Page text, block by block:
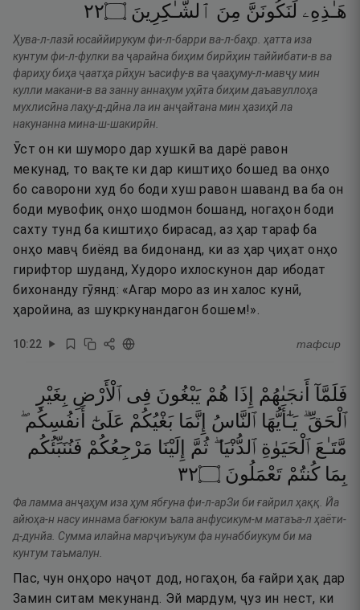
هَـٰذِهِۦ لَنَكُونَنَّ مِنَ ٱلشَّـٰكِرِينَ ۝٢٢
Ҳува-л-лазӣ юсаййирукум фи-л-барри ва-л-баҳр. ҳатта иза
кунтум фи-л-фулки ва ҷарайна биҳим бирӣҳин таййибати-в ва
фариҳу биҳа ҷаатҳа рӣҳун ъасифу-в ва ҷааҳуму-л-мавҷу мин
кулли макани-в ва занну аннаҳум уҳӣта биҳим даъавуллоҳа
мухлисӣна лаҳу-д-дӣна ла ин анҷайтана мин ҳазиҳӣ ла
накунанна мина-ш-шакирӣн.
Ӯст он ки шуморо дар хушкӣ ва дарё равон
мекунад, то вақте ки дар киштиҳо бошед ва онҳо
бо саворони худ бо боди хуш равон шаванд ва ба он
боди мувофиқ онҳо шодмон бошанд, ногаҳон боди
сахту тунд ба киштиҳо бирасад, аз ҳар тараф ба
онҳо мавҷ биёяд ва бидонанд, ки аз ҳар ҷиҳат онҳо
гирифтор шуданд, Худоро ихлоскунон дар ибодат
бихонанду гӯянд: «Агар моро аз ин халос кунӣ,
ҳаройина, аз шукркунандагон бошем!».
10:22 тафсир
فَلَمَّآ أَنجَىٰهُمْ إِذَا هُمْ يَبْغُونَ فِى ٱلْأَرْضِ بِغَيْرِ
ٱلْحَقِّ ۗ يَـٰٓأَيُّهَا ٱلنَّاسُ إِنَّمَا بَغْيُكُمْ عَلَىٰٓ
أَنفُسِكُم ۖ
مَّتَـٰعَ ٱلْحَيَوٰةِ ٱلدُّنْيَا ۖ ثُمَّ إِلَيْنَا مَرْجِعُكُمْ فَنُنَبِّئُكُم
بِمَا كُنتُمْ تَعْمَلُونَ ۝٢٣
Фа ламма анҷаҳум иза ҳум ябғуна фи-л-арЗи би ғайрил ҳаққ. Йа
айюҳа-н насу иннама бағюкум ъала анфусикум-м матаъа-л ҳаёти-
д-дунйа. Сумма илайна марҷиъукум фа нунаббиукум би ма
кунтум таъмалун.
Пас, чун онҳоро наҷот дод, ногаҳон, ба ғайри ҳақ дар
Замин ситам мекунанд. Эй мардум, ҷуз ин нест, ки